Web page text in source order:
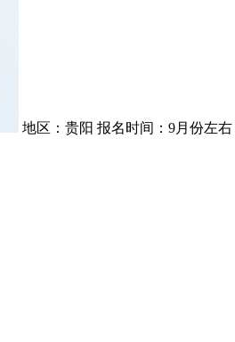
地区：贵阳 报名时间：9月份左右